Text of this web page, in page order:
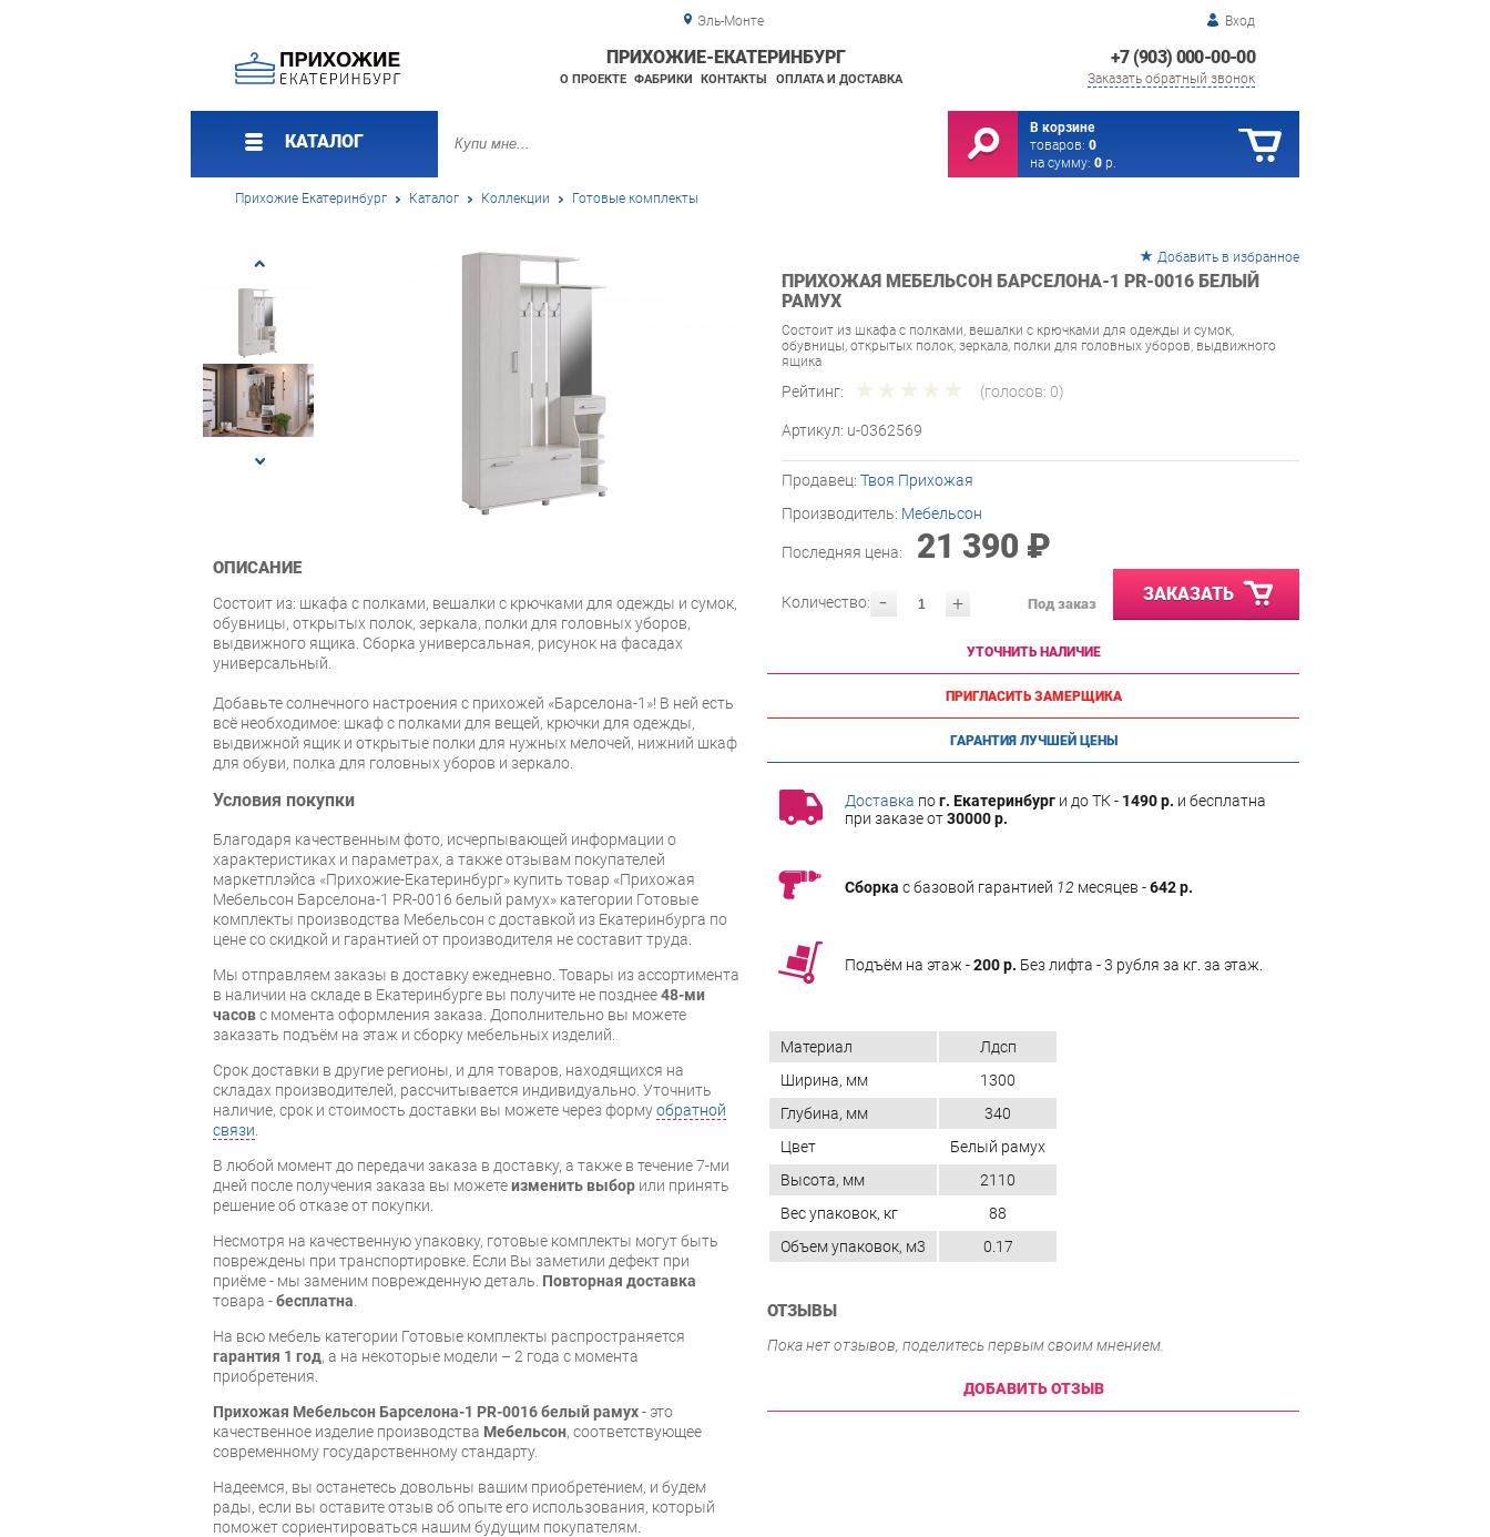
Эль-Монте Вход
+7 (903) 000-00-00
Заказать обратный звонок
ПРИХОЖИЕ-ЕКАТЕРИНБУРГ
О ПРОЕКТЕ ФАБРИКИ КОНТАКТЫ ОПЛАТА И ДОСТАВКА
КАТАЛОГ
В корзине
товаров: 0
на сумму: 0 р.
Прихожие Екатеринбург Каталог Коллекции Готовые комплекты
Добавить в избранное
ПРИХОЖАЯ МЕБЕЛЬСОН БАРСЕЛОНА-1 PR-0016 БЕЛЫЙ
РАМУХ
Состоит из шкафа с полками, вешалки с крючками для одежды и сумок,
обувницы, открытых полок, зеркала, полки для головных уборов, выдвижного
ящика
Рейтинг: (голосов: 0)
Артикул: u-0362569
Продавец: Твоя Прихожая
Производитель: Мебельсон
Последняя цена: 21 390 ₽
- +
Количество: Под заказ ЗАКАЗАТЬ
УТОЧНИТЬ НАЛИЧИЕ
ПРИГЛАСИТЬ ЗАМЕРЩИКА
ГАРАНТИЯ ЛУЧШЕЙ ЦЕНЫ
Доставка пог. Екатеринбург и до ТК - 1490 р. и бесплатна
при заказе от30000 р.
Сборка с базовой гарантией 12 месяцев -642 р.
Подъём на этаж -200 р. Без лифта - 3 рубля за кг. за этаж.
ОПИСАНИЕ
Состоит из: шкафа с полками, вешалки с крючками для одежды и сумок,
обувницы, открытых полок, зеркала, полки для головных уборов,
выдвижного ящика. Сборка универсальная, рисунок на фасадах
универсальный.
Добавьте солнечного настроения с прихожей «Барселона-1»! В ней есть
всё необходимое: шкаф с полками для вещей, крючки для одежды,
выдвижной ящик и открытые полки для нужных мелочей, нижний шкаф
для обуви, полка для головных уборов и зеркало.
Условия покупки
Благодаря качественным фото, исчерпывающей информации о
характеристиках и параметрах, а также отзывам покупателей
маркетплэйса «Прихожие-Екатеринбург» купить товар «Прихожая
Мебельсон Барселона-1 PR-0016 белый рамух» категории Готовые
комплекты производства Мебельсон с доставкой из Екатеринбурга по
цене со скидкой и гарантией от производителя не составит труда.
Мы отправляем заказы в доставку ежедневно. Товары из ассортимента
в наличии на складе в Екатеринбурге вы получите не позднее48-ми
часовс момента оформления заказа. Дополнительно вы можете
заказать подъём на этаж и сборку мебельных изделий.
Срок доставки в другие регионы, и для товаров, находящихся на
складах производителей, рассчитывается индивидуально. Уточнить
наличие, срок и стоимость доставки вы можете через формуобратной
связи
В любой момент до передачи заказа в доставку, а также в течение 7-ми
дней после получения заказа вы можетеизменить выбор или принять
решение об отказе от покупки.
Несмотря на качественную упаковку, готовые комплекты могут быть
повреждены при транспортировке. Если Вы заметили дефект при
приёме - мы заменим поврежденную деталь. Повторная доставка
товара -бесплатна
На всю мебель категории Готовые комплекты распространяется
гарантия 1 год, а на некоторые модели – 2 года с момента
приобретения.
Прихожая Мебельсон Барселона-1 PR-0016 белый рамух- это
качественное изделие производства Мебельсон, соответствующее
современному государственному стандарту.
Надеемся, вы останетесь довольны вашим приобретением, и будем
рады, если вы оставите отзыв об опыте его использования, который
поможет сориентироваться нашим будущим покупателям.
Материал
Лдсп
Ширина, мм
1300
Глубина, мм
340
Цвет
Белый рамух
Высота, мм
2110
Вес упаковок, кг
88
Объем упаковок, м3
0.17
ОТЗЫВЫ
Пока нет отзывов, поделитесь первым своим мнением.
ДОБАВИТЬ ОТЗЫВ